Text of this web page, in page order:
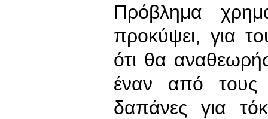
Πρόβλημα
προκύψει, για
ότι θα
έναν από τους
δαπάνες για